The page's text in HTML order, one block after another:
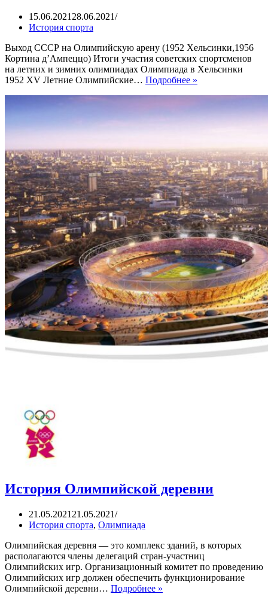
15.06.2021 28.06.2021
История спорта
Выход СССР на Олимпийскую арену (1952 Хельсинки,1956
Кортина д’Ампеццо) Итоги участия советских спортсменов
на летних и зимних олимпиадах Олимпиада в Хельсинки
1952 XV Летние Олимпийские… Подробнее »
Олимпийскую
История Олимпийской деревни
21.05.2021 21.05.2021
История спорта, Олимпиада
Олимпийская деревня — это комплекс зданий, в которых
располагаются члены делегаций стран-участниц
Олимпийских игр. Организационный комитет по проведению
Олимпийских игр должен обеспечить функционирование
Олимпийской деревни… Подробнее »